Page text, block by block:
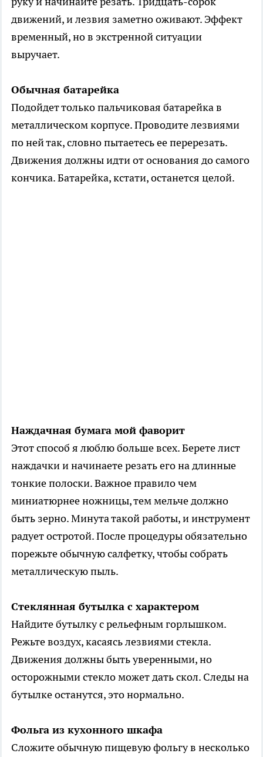
движений, и лезвия заметно оживают. Эффект
временный, но в экстренной ситуации
выручает.
Обычная батарейка
Подойдет только пальчиковая батарейка в
металлическом корпусе. Проводите лезвиями
по ней так, словно пытаетесь ее перерезать.
Движения должны идти от основания до самого
кончика. Батарейка, кстати, останется целой.
Наждачная бумага мой фаворит
Этот способ я люблю больше всех. Берете лист
наждачки и начинаете резать его на длинные
тонкие полоски. Важное правило чем
миниатюрнее ножницы, тем мельче должно
быть зерно. Минута такой работы, и инструмент
радует остротой. После процедуры обязательно
порежьте обычную салфетку, чтобы собрать
металлическую пыль.
Стеклянная бутылка с характером
Найдите бутылку с рельефным горлышком.
Режьте воздух, касаясь лезвиями стекла.
Движения должны быть уверенными, но
осторожными стекло может дать скол. Следы на
бутылке останутся, это нормально.
Фольга из кухонного шкафа
Сложите обычную пищевую фольгу в несколько